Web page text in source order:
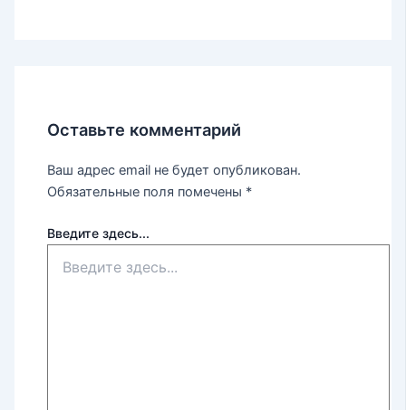
Оставьте комментарий
Ваш адрес email не будет опубликован.
Обязательные поля помечены *
Введите здесь...